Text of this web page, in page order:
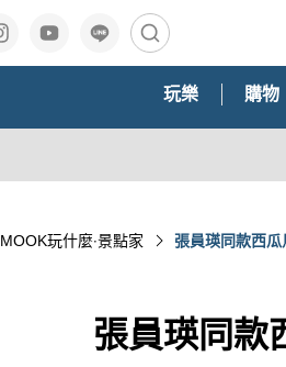
玩樂 購物
MOOK玩什麼‧景點家 張員瑛同款西
張員瑛同款